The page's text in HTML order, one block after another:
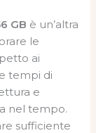
GB è un’altra
le
ai
tempi di
e
nel tempo.
sufficiente